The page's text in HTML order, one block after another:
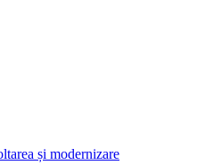
și modernizare